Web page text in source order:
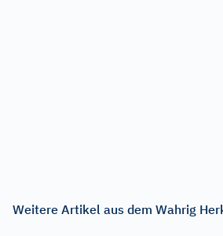
Weitere Artikel aus dem Wahrig